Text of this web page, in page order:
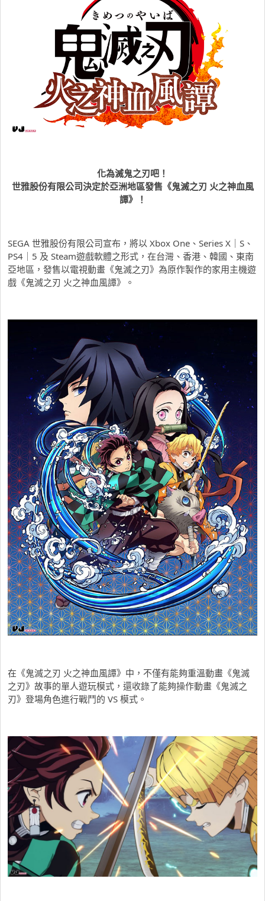
化為滅鬼之刃吧！
世雅股份有限公司決定於亞洲地區發售《鬼滅之刃 火之神血風
譚》！
SEGA 世雅股份有限公司宣布，將以 Xbox One、Series X｜S、
PS4｜5 及 Steam遊戲軟體之形式，在台灣、香港、韓國、東南
亞地區，發售以電視動畫《鬼滅之刃》為原作製作的家用主機遊
戲《鬼滅之刃 火之神血風譚》。
在《鬼滅之刃 火之神血風譚》中，不僅有能夠重溫動畫《鬼滅
之刃》故事的單人遊玩模式，還收錄了能夠操作動畫《鬼滅之
刃》登場角色進行戰鬥的 VS 模式。